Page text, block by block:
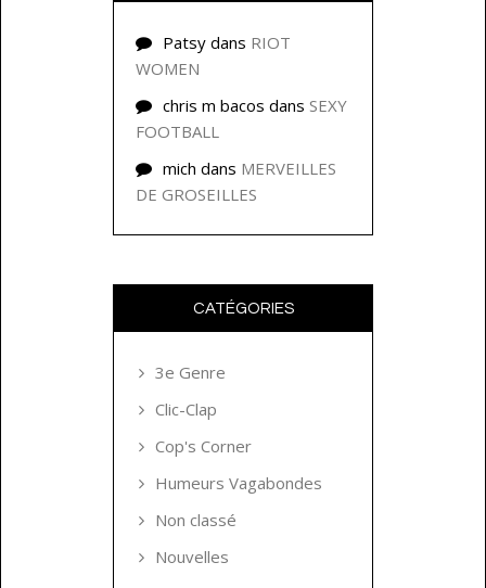
Patsy dans RIOT
WOMEN
chris m bacos dans SEXY
FOOTBALL
mich dans MERVEILLES
DE GROSEILLES
CATÉGORIES
3e Genre
Clic-Clap
Cop's Corner
Humeurs Vagabondes
Non classé
Nouvelles